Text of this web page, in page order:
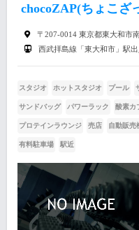
chocoZAP(ちょこざ
〒207-0014 東京都東大和市
西武拝島線「東大和市」駅
スタジオ ホットスタジオ プール
サンドバッグ パワーラック 酸素カ
プロテインラウンジ 売店 自動販売
有料駐車場 駅近